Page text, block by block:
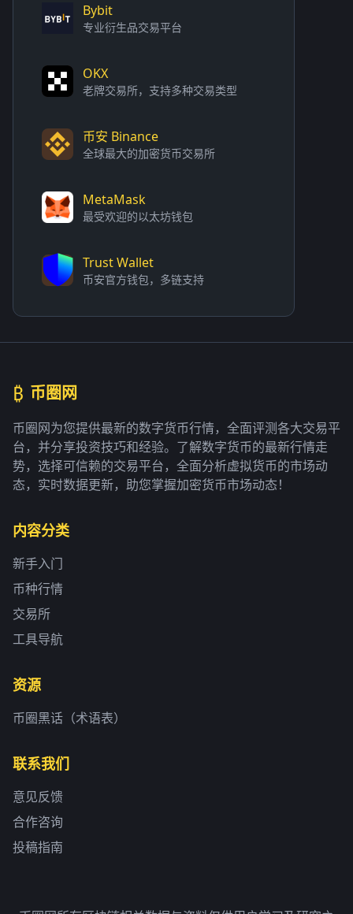
Bybit
专业衍生品交易平台
OKX
老牌交易所，支持多种交易类型
币安 Binance
全球最大的加密货币交易所
MetaMask
最受欢迎的以太坊钱包
Trust Wallet
币安官方钱包，多链支持
₿ 币圈网
币圈网为您提供最新的数字货币行情，全面评测各大交易平
台，并分享投资技巧和经验。了解数字货币的最新行情走
势，选择可信赖的交易平台，全面分析虚拟货币的市场动
态，实时数据更新，助您掌握加密货币市场动态！
内容分类
新手入门
币种行情
交易所
工具导航
资源
币圈黑话（术语表）
联系我们
意见反馈
合作咨询
投稿指南